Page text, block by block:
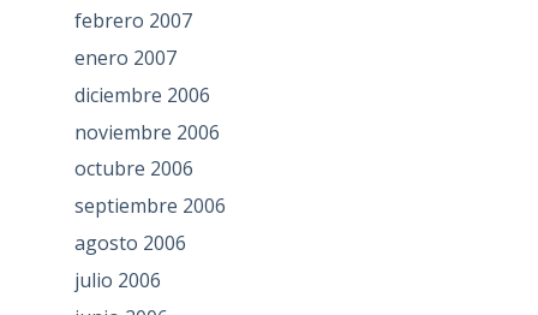
febrero 2007
enero 2007
diciembre 2006
noviembre 2006
octubre 2006
septiembre 2006
agosto 2006
julio 2006